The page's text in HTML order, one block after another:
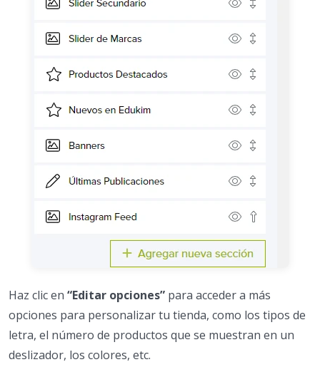
Haz clic en “Editar opciones” para acceder a más
opciones para personalizar tu tienda, como los tipos de
letra, el número de productos que se muestran en un
deslizador, los colores, etc.